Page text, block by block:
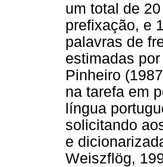
um total de
prefixação, e
palavras de
estimadas
Pinheiro
na tarefa em
língua
solicitando
e
Weiszflög,